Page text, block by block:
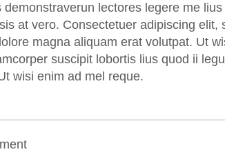
lectores legere me
at vero. Consectetuer adipiscing elit,
magna aliquam erat volutpat. Ut
suscipit lobortis lius quod ii
wisi enim ad mel reque.